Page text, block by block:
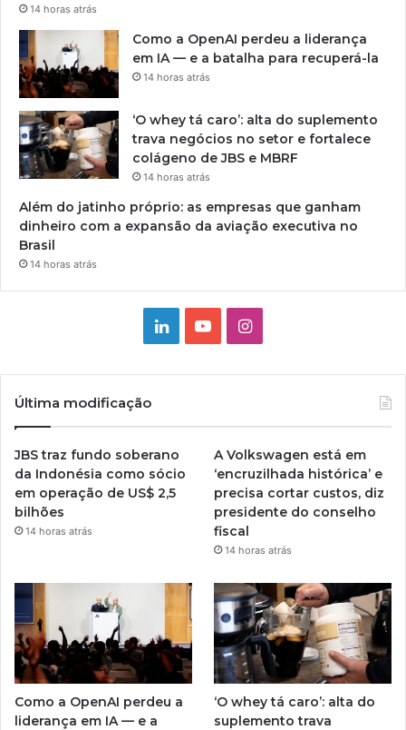
14 horas atrás
Como a OpenAI perdeu a liderança
em IA — e a batalha para recuperá-la
14 horas atrás
‘O whey tá caro’: alta do suplemento
trava negócios no setor e fortalece
colágeno de JBS e MBRF
14 horas atrás
Além do jatinho próprio: as empresas que ganham
dinheiro com a expansão da aviação executiva no
Brasil
14 horas atrás
LinkedinYouTubeInstagram
Última modificação
JBS traz fundo soberano
da Indonésia como sócio
em operação de US$ 2,5
bilhões
14 horas atrás
A Volkswagen está em
‘encruzilhada histórica’ e
precisa cortar custos, diz
presidente do conselho
fiscal
14 horas atrás
Como a OpenAI perdeu a
liderança em IA — e a
‘O whey tá caro’: alta do
suplemento trava